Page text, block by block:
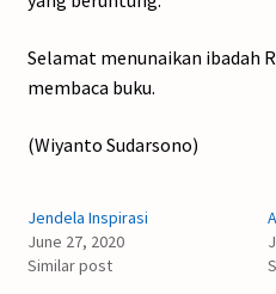
Selamat menunaikan ibadah
membaca buku.
(Wiyanto Sudarsono)
Jendela Inspirasi
June 27, 2020
Similar post